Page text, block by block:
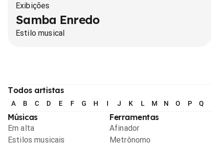
Exibições
Samba Enredo
Estilo musical
Todos artistas
A B C D E F G H I J K L M N O P Q
Músicas
Em alta
Estilos musicais
Ferramentas
Afinador
Metrônomo